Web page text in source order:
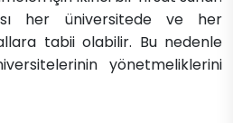
her üniversitede ve her
tabii olabilir. Bu nedenle
yönetmeliklerini